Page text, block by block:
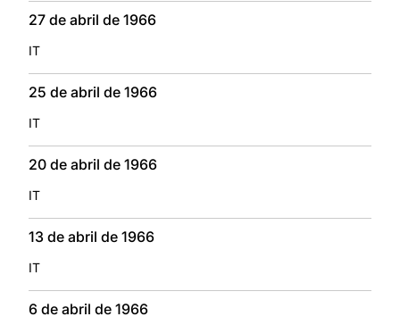
27 de abril de 1966
IT
25 de abril de 1966
IT
20 de abril de 1966
IT
13 de abril de 1966
IT
6 de abril de 1966